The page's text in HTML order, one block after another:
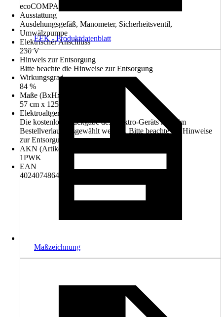
ecoCOMPACT VSC 206/4-5 150
Ausstattung
Ausdehungsgefäß, Manometer, Sicherheitsventil,
Umwälzpumpe
Elektrischer Anschluss
230 V
Hinweis zur Entsorgung
Bitte beachte die Hinweise zur Entsorgung
Wirkungsgrad
84 %
Maße (BxHxT)
57 cm x 125 cm x 69 cm
Elektroaltgerät-Rücknahme
Die kostenlose Rückgabe des Elektro-Geräts kann im
Bestellverlauf ausgewählt werden. Bitte beachte die Hinweise
zur Entsorgung.
AKN (Artikelkurznummer)
1PWK
EAN
4024074864869
EEK - Produktdatenblatt
Maßzeichnung